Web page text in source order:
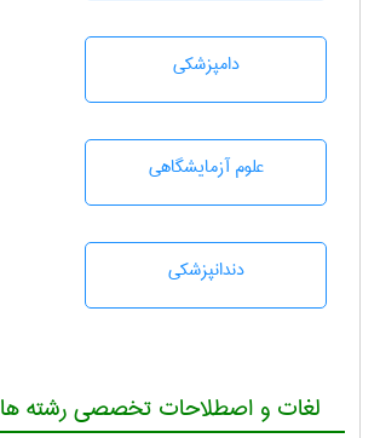
دامپزشكی
علوم آزمايشگاهی
دندانپزشكی
لغات و اصطلاحات تخصصی رشته